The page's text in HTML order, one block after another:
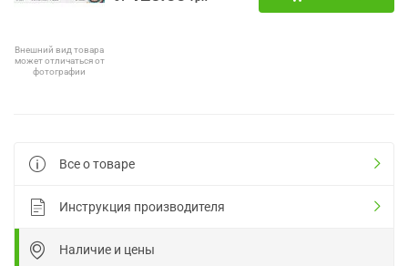
Внешний вид товара
может отличаться от
фотографии
Все о товаре
Инструкция производителя
Наличие и цены